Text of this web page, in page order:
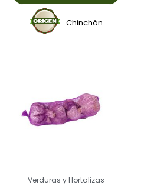
Chinchón
Verduras y Hortalizas